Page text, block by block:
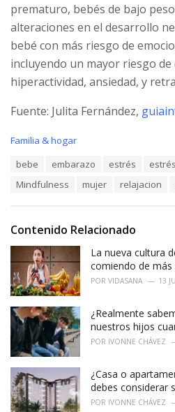
prematuro, bebés de bajo
alteraciones en el desarrollo
bebé con más riesgo de
incluyendo un mayor riesgo
hiperactividad, ansiedad, y
Fuente: Julita Fernández,
C
i
:
Familia & hogar
bebe embarazo estrés
Mindfulness
mujer relajacion
Contenido Relacionado
La nueva cultura
comiendo de más
POR VIDASANA 13
¿Realmente
nuestros hijos
POR IVONNE CHÁVEZ
¿Casa o
debes considerar
POR IVONNE CHÁVEZ